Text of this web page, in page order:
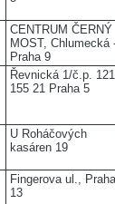
CENTRUM ČERNÝ
MOST, Chlumecká
Praha 9
Řevnická 1/č.p.
155 21 Praha 5
U Roháčových
kasáren 19
Fingerova ul., Praha
13